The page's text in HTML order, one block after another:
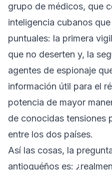
grupo de médicos, que
inteligencia cubanos
puntuales: la primera
que no deserten y, la
agentes de espionaje
información útil para el
potencia de mayor
de conocidas tensiones
entre los dos países.
Así las cosas, la
antioquéños es: